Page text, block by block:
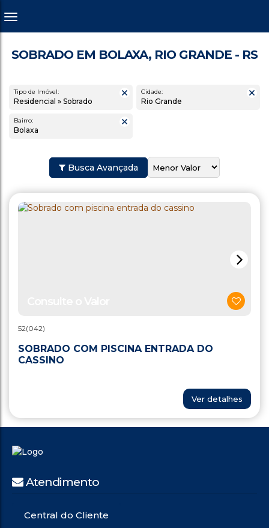
SOBRADO EM BOLAXA, RIO GRANDE - RS
Tipo de Imóvel:
Residencial » Sobrado
Cidade:
Rio Grande
Bairro:
Bolaxa
Busca Avançada
SOBRADO COM PISCINA ENTRADA DO
CASSINO
52(042)
Ver detalhes
Atendimento
Central do Cliente